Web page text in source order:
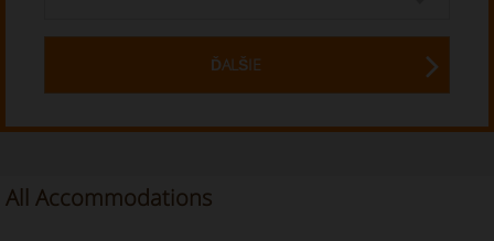
ĎALŠIE
All Accommodations